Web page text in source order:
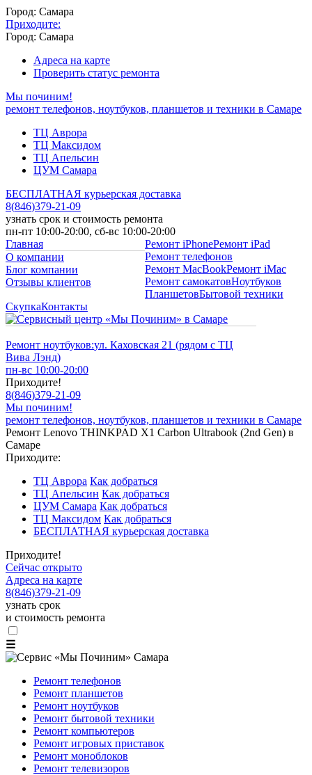
Город: Самара
Приходите:
Город: Самара
Адреса на карте
Проверить статус ремонта
Мы починим!
ремонт телефонов, ноутбуков, планшетов и техники в Самаре
ТЦ Аврора
ТЦ Максидом
ТЦ Апельсин
ЦУМ Самара
БЕСПЛАТНАЯ курьерская доставка
8(846)379-21-09
узнать срок и стоимость ремонта
пн-пт 10:00-20:00, сб-вс 10:00-20:00
Главная
О компании
Блог компании
Отзывы клиентов
Ремонт iPhoneРемонт iPad
Ремонт телефонов
Ремонт MacBookРемонт iMac
Ремонт самокатовНоутбуков
ПланшетовБытовой техники
СкупкаКонтакты
Ремонт ноутбуков:ул. Каховская 21 (рядом с ТЦ
Вива Лэнд)
пн-вс 10:00-20:00
Приходите!
8(846)379-21-09
Мы починим!
ремонт телефонов, ноутбуков, планшетов и техники в Самаре
Ремонт Lenovo THINKPAD X1 Carbon Ultrabook (2nd Gen) в
Самаре
Приходите:
ТЦ Аврора Как добраться
ТЦ Апельсин Как добраться
ЦУМ Самара Как добраться
ТЦ Максидом Как добраться
БЕСПЛАТНАЯ курьерская доставка
Приходите!
Сейчас открыто
Адреса на карте
8(846)379-21-09
узнать срок
и стоимость ремонта
☰
Ремонт телефонов
Ремонт планшетов
Ремонт ноутбуков
Ремонт бытовой техники
Ремонт компьютеров
Ремонт игровых приставок
Ремонт моноблоков
Ремонт телевизоров